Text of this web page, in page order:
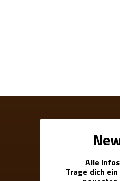
Alle
Trage dich